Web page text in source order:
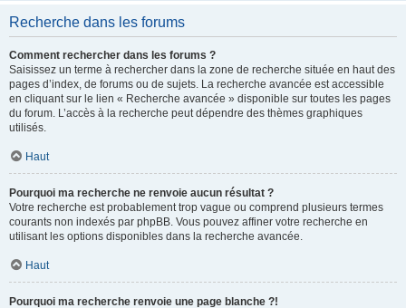
Recherche dans les forums
Comment rechercher dans les forums ?
Saisissez un terme à rechercher dans la zone de recherche située en haut des
pages d’index, de forums ou de sujets. La recherche avancée est accessible
en cliquant sur le lien « Recherche avancée » disponible sur toutes les pages
du forum. L’accès à la recherche peut dépendre des thèmes graphiques
utilisés.
Haut
Pourquoi ma recherche ne renvoie aucun résultat ?
Votre recherche est probablement trop vague ou comprend plusieurs termes
courants non indexés par phpBB. Vous pouvez affiner votre recherche en
utilisant les options disponibles dans la recherche avancée.
Haut
Pourquoi ma recherche renvoie une page blanche ?!